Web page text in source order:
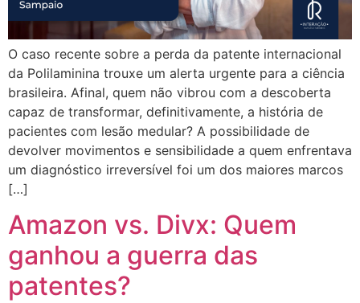
O caso recente sobre a perda da patente internacional
da Polilaminina trouxe um alerta urgente para a ciência
brasileira. Afinal, quem não vibrou com a descoberta
capaz de transformar, definitivamente, a história de
pacientes com lesão medular? A possibilidade de
devolver movimentos e sensibilidade a quem enfrentava
um diagnóstico irreversível foi um dos maiores marcos
[…]
Amazon vs. Divx: Quem
ganhou a guerra das
patentes?